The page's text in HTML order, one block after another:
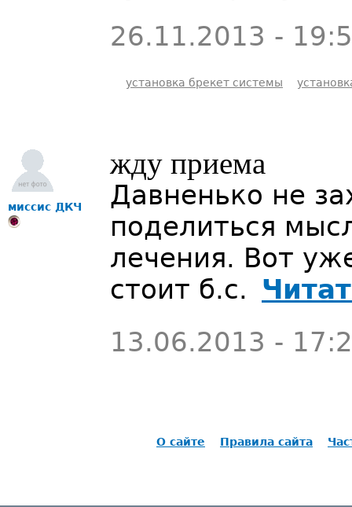
26.11.2013 -
установка брекет системы
миссис ДКЧ
жду приема
Давненько не
поделиться
лечения. Вот
стоит б.с.
13.06.2013 -
О сайте Правила сайта